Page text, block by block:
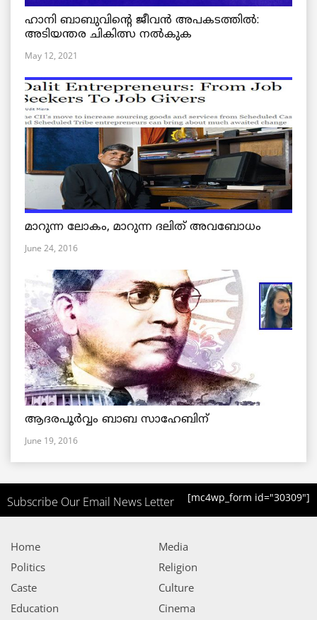
ഹാനി ബാബുവിന്റെ ജീവൻ അപകടത്തിൽ:
അടിയന്തര ചികിത്സ നൽകുക
May 12, 2021
മാറുന്ന ലോകം, മാറുന്ന ദലിത് അവബോധം
June 24, 2016
ആദരപൂര്‍വ്വം ബാബ സാഹേബിന്
June 19, 2016
Subscribe Our Email News Letter [mc4wp_form id="30309"]
Home
Politics
Caste
Education
Media
Religion
Culture
Cinema